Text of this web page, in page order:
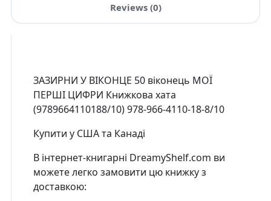
Reviews (0)
ЗАЗИРНИ У ВІКОНЦЕ 50 віконець МОЇ
ПЕРШІ ЦИФРИ Книжкова хата
(9789664110188/10) 978-966-4110-18-8/10
Купити у США та Канаді
В інтернет-книгарні DreamyShelf.com ви
можете легко замовити цю книжку з
доставкою: